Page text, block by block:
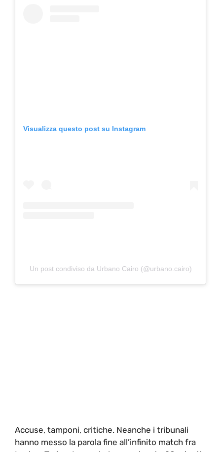
Visualizza questo post su Instagram
Un post condiviso da Urbano Cairo (@urbano.cairo)
Accuse, tamponi, critiche. Neanche i tribunali
hanno messo la parola fine all’infinito match fra